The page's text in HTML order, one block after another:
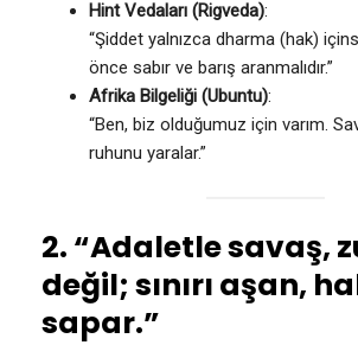
Hint Vedaları (Rigveda):
“Şiddet yalnızca dharma (hak)
önce sabır ve barış aranmalıdır.”
Afrika Bilgeliği (Ubuntu):
“Ben, biz olduğumuz için varım.
ruhunu yaralar.”
2. “Adaletle savaş,
değil; sınırı aşan,
sapar.”